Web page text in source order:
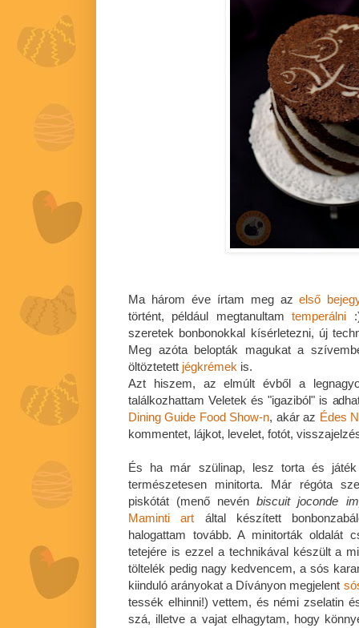
Ma három éve írtam meg azelső
történt, például megtanultamtemperálni
szeretek bonbonokkal kísérletezni, új
Meg azóta belopták magukat a
öltöztetett jégkrémek is.
Azt hiszem, az elmúlt évből a
találkozhattam Veletek és "igaziból" is
Dining Guide Food Show-n, akár az Édes
kommentet, lájkot, levelet, fotót,
És ha már szülinap, lesz torta és
természetesen minitorta. Már régóta
piskótát (menő nevénbiscuit joconde
Maminti art által készített
halogattam tovább. A minitorták oldalát
tetejére is ezzel a technikával készült a
töltelék pedig nagy kedvencem, a sós
kiinduló arányokat a Díványon megjelent
tessék elhinni!) vettem, és némi zselatin
szá, illetve a vajat elhagytam, hogy